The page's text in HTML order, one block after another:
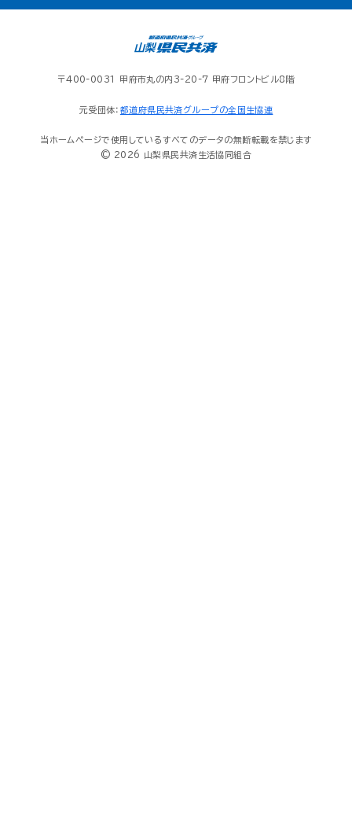
〒400-0031 甲府市丸の内3-20-7 甲府フロントビル8階
元受団体： 都道府県民共済グループの全国生協連
当ホームページで使用しているすべてのデータの無断転載を禁じます
© 2026 山梨県民共済生活協同組合